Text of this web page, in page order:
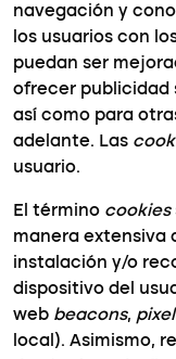
navegación y
los usuarios con
puedan ser
ofrecer publicidad
así como para
adelante. Las
usuario.
El término cookies
manera extensiva
instalación y/o
dispositivo del
web beacons,
local). Asimismo,